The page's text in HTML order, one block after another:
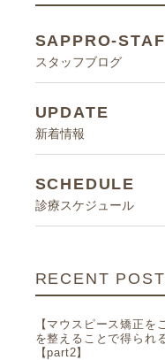
SAPPRO-
スタッフブログ
UPDATE
新着情報
SCHEDULE
診療スケジュール
RECENT
【マウスピース矯正を
を整えることで得られ
【part2】